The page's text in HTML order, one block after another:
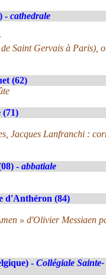
- cathedrale
Saint Gervais à Paris),
(62)
(71)
Jacques Lanfranchi :
- abbatiale
d'Anthéron (84)
» d'Olivier Messiaen
- Collégiale Sainte-